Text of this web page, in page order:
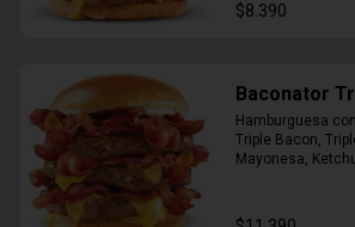
$8.390
Baconator
Hamburguesa
Triple Bacon,
Mayonesa,